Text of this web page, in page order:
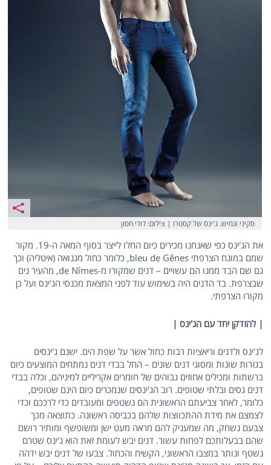
סקיני וגמיש. ג'ינס של קסטרו | צילום: דודי חסון
את הג'ינס כפי שאנחנו מכירים כיום החלו לייצר בסוף המאה ה-19. מקור
שמם במונח הצרפתי bleu de Gênes, כלומר כחול מגנואה (איטליה) וכך
גם שם הבד ממנו הם עשויים – דנים שמקורו מ-de Nîmes, מהעיר נים
שבצרפת. בד הדנים היה בשימוש עוד לפני המצאת מכנסי הג'ינס ועל כן
מקורו הצרפתי.
| להזדקן יחד עם הג'ינס |
לג'ינס ולדנים וריאציות רבות כחול אשר על שפת הים. ישנם ג'ינסים
בגזרות שונות ומסוגי דנים שונים – החל בבדי דנים נמתחים המוצעים כיום
ברשתות ומכילים אחוזים גבוהים של חומרים אקריליים למיניהם, וכלה בבדי
דנים גסים ובלתי שטופים. רוב הג'ינסים שנמכרים כיום הינם שטופים,
כלומר, לאחר צביעתם הראשונית הם נשטפים ומעובדים כדי לרככם וכדי
לצמצם את מידת ההתכווצות שלהם בכביסה ראשונה. כתוצאה מכך
צבעם נשחק, מה שמעניק להם מראה מעט ישן ומשופשף ומותיר רושם
שהם בבעלותכם לפחות עשור. דנים יבש לעומת זאת הוא ג'ינס שטרם
נשטף ונותר במצבו הראשוני, הקשיח והכחול. צבעו של דנים יבש ידהה